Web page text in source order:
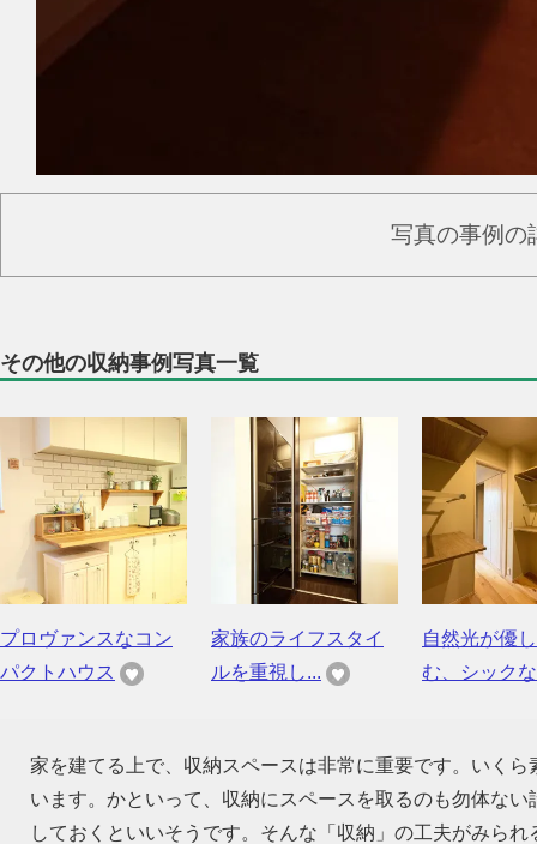
写真の事例の
その他の収納事例写真一覧
プロヴァンスなコン
パクトハウス
家族のライフスタイ
ルを重視し...
自然光が優
む、シック
家を建てる上で、収納スペースは非常に重要です。いく
います。かといって、収納にスペースを取るのも勿体な
しておくといいそうです。そんな「収納」の工夫がみら